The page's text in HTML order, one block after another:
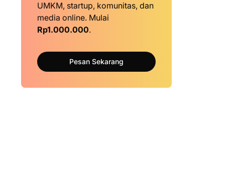
UMKM, startup, komunitas, dan
media online. Mulai
Rp1.000.000.
Pesan Sekarang